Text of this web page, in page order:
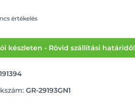
értékelés
készleten - Rövid szállítási határidő!
191394
GR-29193GN1